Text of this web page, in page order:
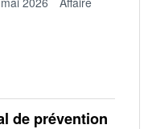
de prévention